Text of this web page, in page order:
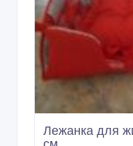
Лежанка для